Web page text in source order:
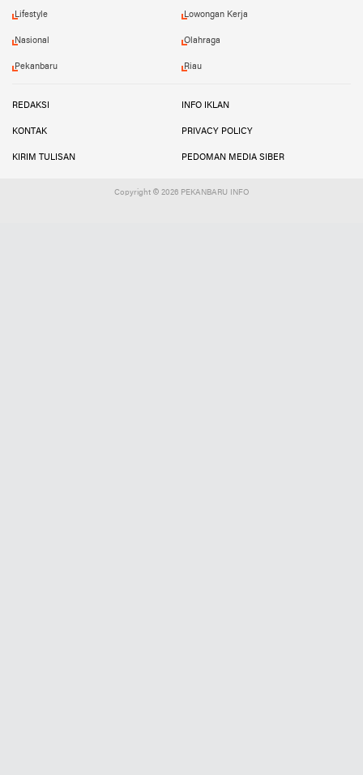
Lifestyle Lowongan Kerja
Nasional Olahraga
Pekanbaru Riau
REDAKSI INFO IKLAN
KONTAK PRIVACY POLICY
KIRIM TULISAN PEDOMAN MEDIA SIBER
Copyright © 2026 PEKANBARU INFO